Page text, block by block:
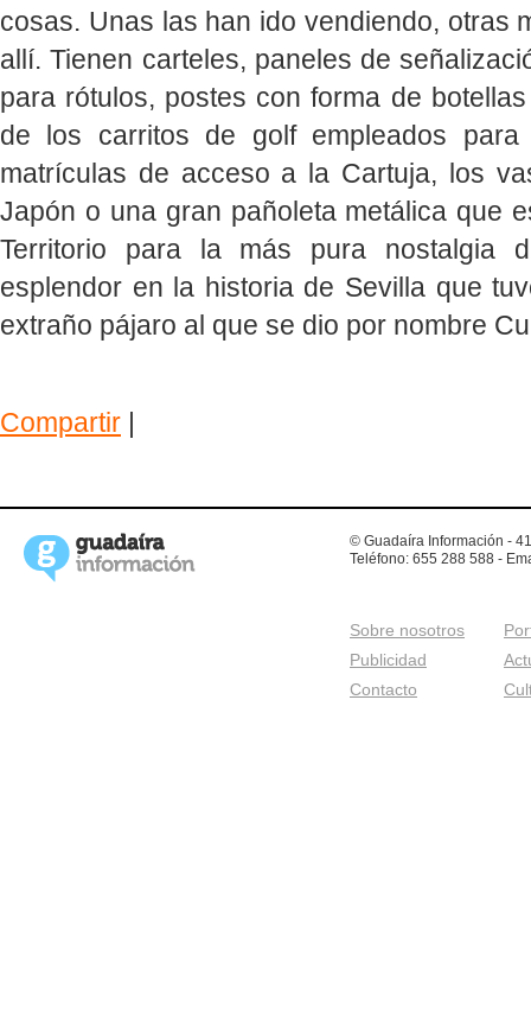
cosas. Unas las han ido vendiendo, otras
allí. Tienen carteles, paneles de
para rótulos, postes con forma de
de los carritos de golf empleados
matrículas de acceso a la Cartuja, los
Japón o una gran pañoleta metálica que
Territorio para la más pura nostalgia
esplendor en la historia de Sevilla que
extraño pájaro al que se dio por nombre
Compartir |
© Guadaíra Información -
Teléfono: 655 288 588 -
Sobre nosotros
Publicidad
Contacto